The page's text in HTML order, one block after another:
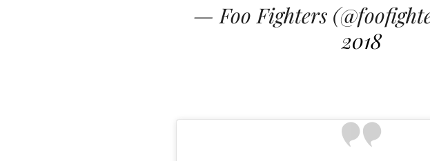
— Foo Fighters
2018